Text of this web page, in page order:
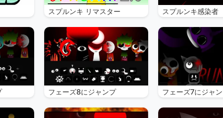
スプルンキ リマスター スプルンキ感染者
フェーズ8にジャンプ フェーズ7にジャ